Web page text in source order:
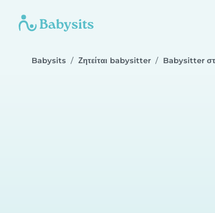
Babysits Ζητείται babysitter Babysitter